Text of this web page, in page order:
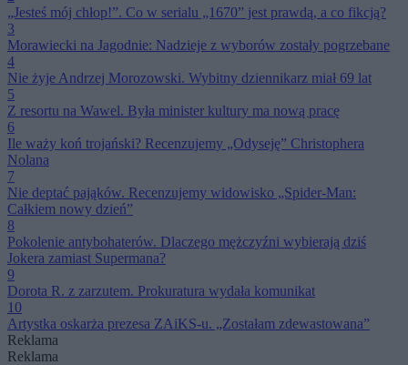
„Jesteś mój chłop!”. Co w serialu „1670” jest prawdą, a co fikcją?
3
Morawiecki na Jagodnie: Nadzieje z wyborów zostały pogrzebane
4
Nie żyje Andrzej Morozowski. Wybitny dziennikarz miał 69 lat
5
Z resortu na Wawel. Była minister kultury ma nową pracę
6
Ile waży koń trojański? Recenzujemy „Odyseję” Christophera
Nolana
7
Nie deptać pająków. Recenzujemy widowisko „Spider-Man:
Całkiem nowy dzień”
8
Pokolenie antybohaterów. Dlaczego mężczyźni wybierają dziś
Jokera zamiast Supermana?
9
Dorota R. z zarzutem. Prokuratura wydała komunikat
10
Artystka oskarża prezesa ZAiKS-u. „Zostałam zdewastowana”
Reklama
Reklama